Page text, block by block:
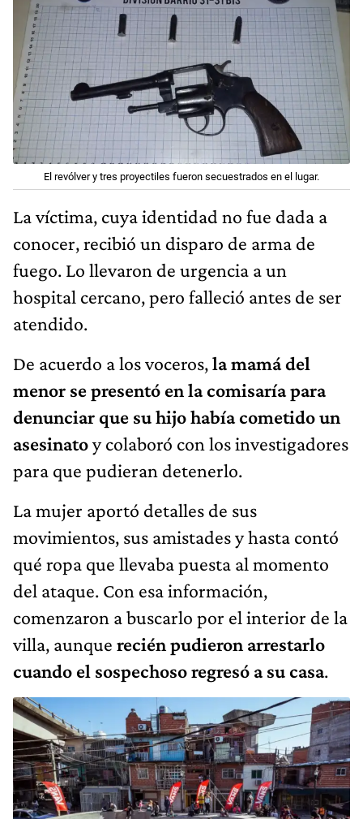
El revólver y tres proyectiles fueron secuestrados en el lugar.
La víctima, cuya identidad no fue dada a
conocer, recibió un disparo de arma de
fuego. Lo llevaron de urgencia a un
hospital cercano, pero falleció antes de ser
atendido.
De acuerdo a los voceros,la mamá del
menor se presentó en la comisaría para
denunciar que su hijo había cometido un
asesinatoy colaboró con los investigadores
para que pudieran detenerlo.
La mujer aportó detalles de sus
movimientos, sus amistades y hasta contó
qué ropa que llevaba puesta al momento
del ataque. Con esa información,
comenzaron a buscarlo por el interior de la
villa, aunque recién pudieron arrestarlo
cuando el sospechoso regresó a su casa.